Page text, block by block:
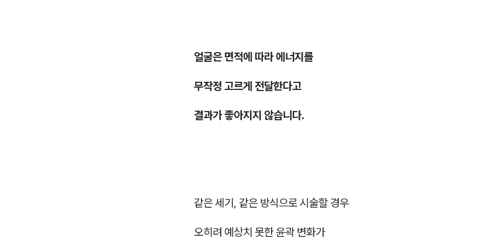
얼굴은 면적에 따라 에너지를
무작정 고르게 전달한다고
결과가 좋아지지 않습니다.
같은 세기, 같은 방식으로 시술할 경우
오히려 예상치 못한 윤곽 변화가